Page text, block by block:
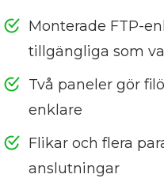
Monterade FTP-
tillgängliga som
Två paneler gör
enklare
Flikar och flera
anslutningar